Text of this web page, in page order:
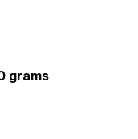
grams